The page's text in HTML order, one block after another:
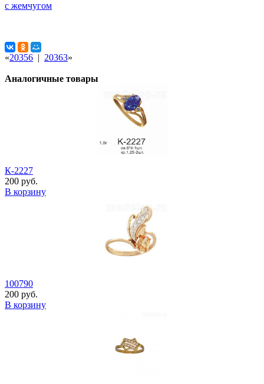
с жемчугом
«20356 | 20363»
Аналогичные товары
К-2227
200 руб.
В корзину
100790
200 руб.
В корзину